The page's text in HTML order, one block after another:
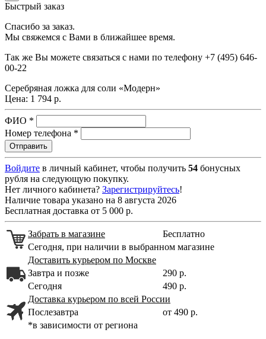
Быстрый заказ
Спасибо за заказ.
Мы свяжемся с Вами в ближайшее время.
Так же Вы можете связаться с нами по телефону +7 (495) 646-
00-22
Серебряная ложка для соли «Модерн»
Цена: 1 794 р.
ФИО *
Номер телефона *
Войдите в личный кабинет, чтобы получить 54 бонусных
рубля на следующую покупку.
Нет личного кабинета? Зарегистрируйтесь!
Наличие товара указано на 8 августа 2026
Бесплатная доставка от 5 000 р.
Забрать в магазине
Бесплатно
Сегодня, при наличии в выбранном магазине
Доставить курьером по Москве
Завтра и позже
290 р.
Сегодня
490 р.
Доставка курьером по всей России
Послезавтра
от 490 р.
*в зависимости от региона